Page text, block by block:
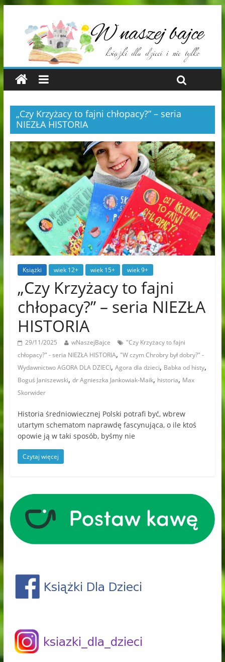
„Czy Krzyżacy to fajni chłopacy?” – seria
NIEZŁA HISTORIA
Książki wiek 12+ wiek 15+ wiek 9+
„Czy Krzyżacy to fajni
chłopacy?” – seria NIEZŁA
HISTORIA
29/11/2025 wNaszejBajce
"Czy Krzyżacy to fajni
chłopacy?" - seria NIEZŁA HISTORIA, "W czym Chrobry był dobry?" -
Wydawnictwo AGORA DLA DZIECI, Agora dla dzieci, Babka od histy,
Boguś Janiszewski, dr Agnieszka Jankowiak-Maik, historia, Max
Skorwider
Historia średniowiecznej Polski potrafi być, wbrew
utartym schematom naprawdę fascynująca, o ile ktoś
opowie ją w taki sposób, byśmy nie
Czytaj więcej